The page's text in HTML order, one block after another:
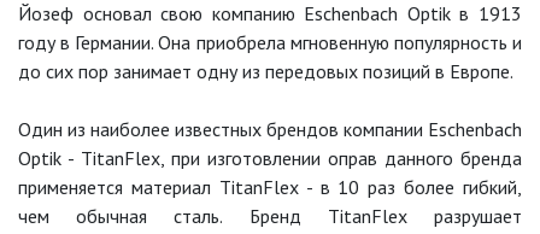
Йозеф основал свою компанию Eschenbach Optik в 1913
году в Германии. Она приобрела мгновенную популярность и
до сих пор занимает одну из передовых позиций в Европе.
Один из наиболее известных брендов компании Eschenbach
Optik - TitanFlex, при изготовлении оправ данного бренда
применяется материал TitanFlex - в 10 раз более гибкий,
чем обычная сталь. Бренд TitanFlex разрушает